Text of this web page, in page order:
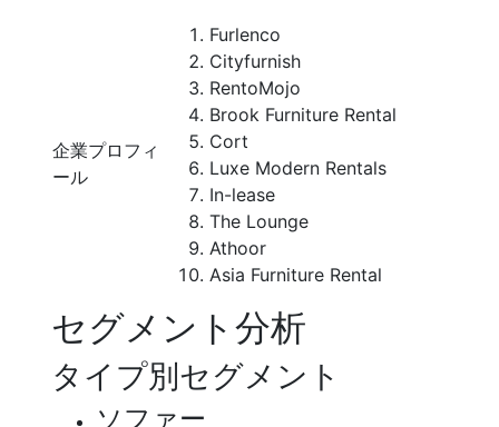
企業プロフィ
ール
Furlenco
Cityfurnish
RentoMojo
Brook Furniture Rental
Cort
Luxe Modern Rentals
In-lease
The Lounge
Athoor
Asia Furniture Rental
セグメント分析
タイプ別セグメント
ソファー